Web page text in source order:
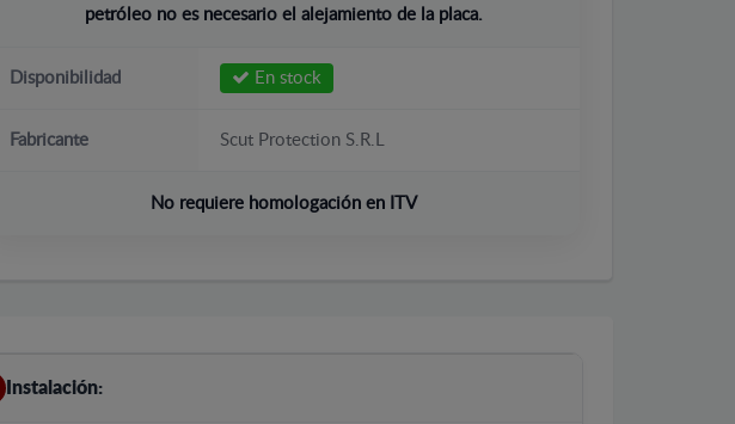
petróleo no es necesario el alejamiento de la placa.
Disponibilidad En stock
Fabricante Scut Protection S.R.L
No requiere homologación en ITV
Instalación: